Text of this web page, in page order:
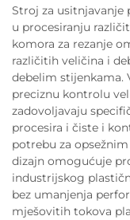
Stroj za usitnjavanje
u procesiranju
komora za rezanje
različitih veličina i
debelim stijenkama.
preciznu kontrolu
zadovoljavaju
procesira i čiste i
potrebu za
dizajn omogućuje
industrijskog
bez umanjenja
mješovitih tokova